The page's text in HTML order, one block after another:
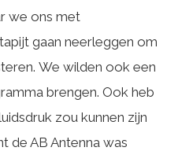
we ons met
gaan neerleggen om
We wilden ook een
brengen. Ook heb
zou kunnen zijn
de AB Antenna was